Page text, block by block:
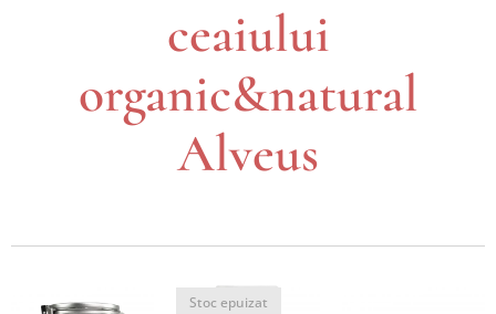
ceaiului
organic&natural
Alveus
Stoc epuizat